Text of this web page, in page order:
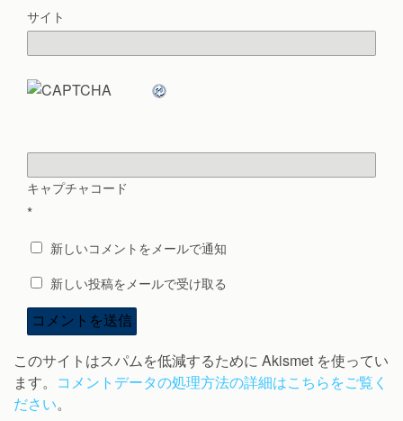
サイト
キャプチャコード
*
新しいコメントをメールで通知
新しい投稿をメールで受け取る
このサイトはスパムを低減するために Akismet を使ってい
ます。 コメントデータの処理方法の詳細はこちらをご覧く
ださい。